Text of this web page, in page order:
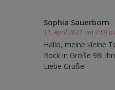
Sophia Sauerborn
11. April 2021 um 7:59
Hallo, meine kleine
Rock in Größe 98!
Liebe Grüße!